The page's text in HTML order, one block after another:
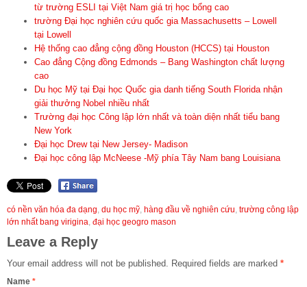
từ trường ESLI tại Việt Nam giá trị học bổng cao
trường Đại học nghiên cứu quốc gia Massachusetts – Lowell
tại Lowell
Hệ thống cao đẳng cộng đồng Houston (HCCS) tại Houston
Cao đẳng Cộng đồng Edmonds – Bang Washington chất lượng
cao
Du học Mỹ tại Đại học Quốc gia danh tiếng South Florida nhận
giải thưởng Nobel nhiều nhất
Trường đại học Công lập lớn nhất và toàn diện nhất tiểu bang
New York
Đại học Drew tại New Jersey- Madison
Đại học công lập McNeese -Mỹ phía Tây Nam bang Louisiana
có nền văn hóa đa dạng, du học mỹ, hàng đầu về nghiên cứu, trường công lập
lớn nhất bang virigina, đại học geogro mason
Leave a Reply
Your email address will not be published. Required fields are marked *
Name *